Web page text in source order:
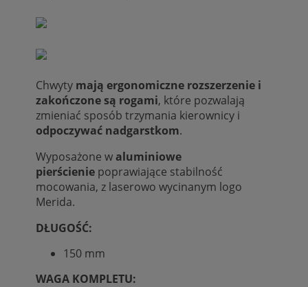
Chwyty mają ergonomiczne rozszerzenie i
zakończone są rogami, które pozwalają
zmieniać sposób trzymania kierownicy i
odpoczywać nadgarstkom.
Wyposażone waluminiowe
pierścienie poprawiające stabilność
mocowania, z laserowo wycinanym logo
Merida.
DŁUGOŚĆ:
150 mm
WAGA KOMPLETU: